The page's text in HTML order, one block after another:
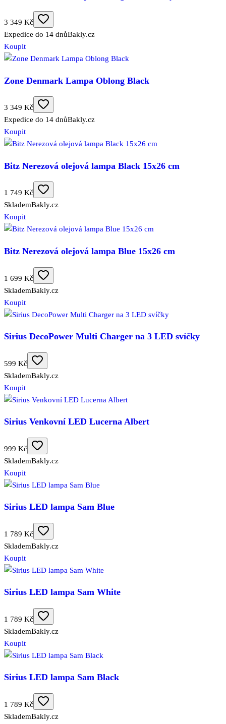
3 349 Kč
Expedice do 14 dnůBakly.cz
Koupit
Zone Denmark Lampa Oblong Black
3 349 Kč
Expedice do 14 dnůBakly.cz
Koupit
Bitz Nerezová olejová lampa Black 15x26 cm
1 749 Kč
SklademBakly.cz
Koupit
Bitz Nerezová olejová lampa Blue 15x26 cm
1 699 Kč
SklademBakly.cz
Koupit
Sirius DecoPower Multi Charger na 3 LED svíčky
599 Kč
SklademBakly.cz
Koupit
Sirius Venkovní LED Lucerna Albert
999 Kč
SklademBakly.cz
Koupit
Sirius LED lampa Sam Blue
1 789 Kč
SklademBakly.cz
Koupit
Sirius LED lampa Sam White
1 789 Kč
SklademBakly.cz
Koupit
Sirius LED lampa Sam Black
1 789 Kč
SklademBakly.cz